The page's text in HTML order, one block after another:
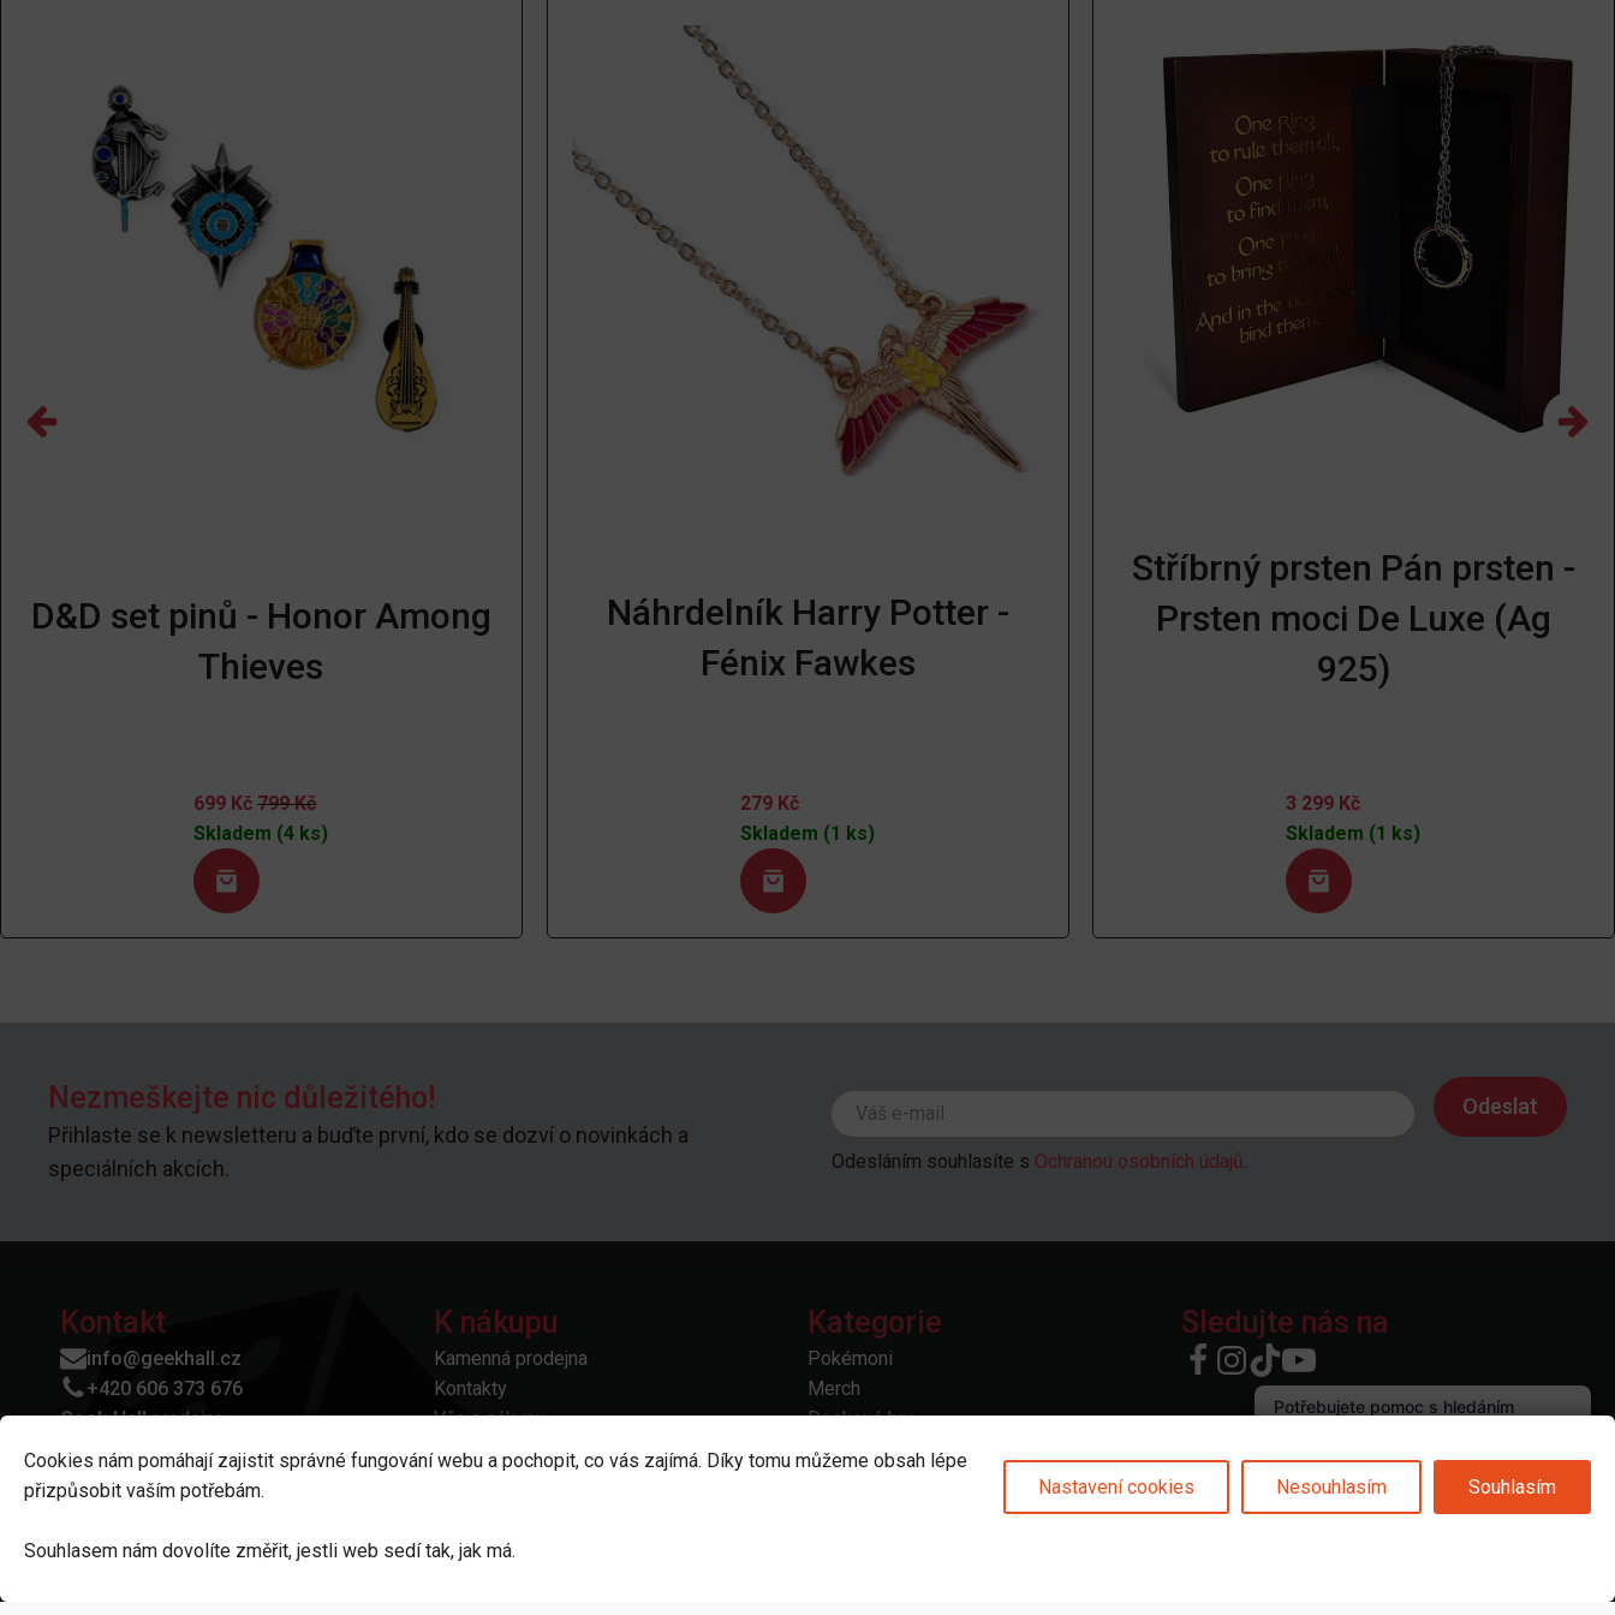
D&D set pinů - Honor Among
Thieves
699 Kč 799Kč
Skladem (4 ks)
Náhrdelník Harry Potter -
Fénix Fawkes
279 Kč
Skladem (1 ks)
Stříbrný prsten Pán prsten -
Prsten moci De Luxe (Ag
925)
3 299 Kč
Skladem (1 ks)
Nezmeškejte nic důležitého!
Přihlaste se k newsletteru a buďte první, kdo se dozví o novinkách a
speciálních akcích.
Odesláním souhlasíte s Ochranou osobních údajů
Kontakt
info@geekhall.cz
+420 606 373 676
Geek Hallprodejna:
Dolní Valy 3940/2,
695 01 Hodonín
IČO: 11858770
K nákupu
Kamenná prodejna
Kontakty
Vše o nákupu
Otázky a odpovědi
Platba a doprava
Obchodní podmínky
Ochrana osobních údajů
Kategorie
Pokémoni
Merch
Deskové hry
Sběratelské hry
Doplňky a příslušenství
Sledujte nás na
Cookies nám pomáhají zajistit správné fungování webu a pochopit, co vás zajímá. Díky tomu můžeme obsah lépe
přizpůsobit vaším potřebám.
Souhlasem nám dovolíte změřit, jestli web sedí tak, jak má.
Nastavení cookies Nesouhlasím Souhlasím